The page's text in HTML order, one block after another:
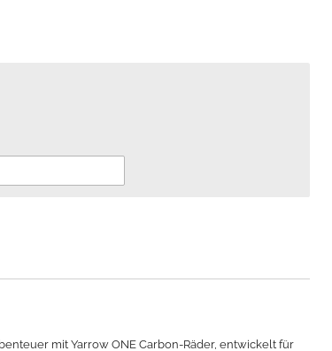
mit Yarrow ONE Carbon-Räder, entwickelt für